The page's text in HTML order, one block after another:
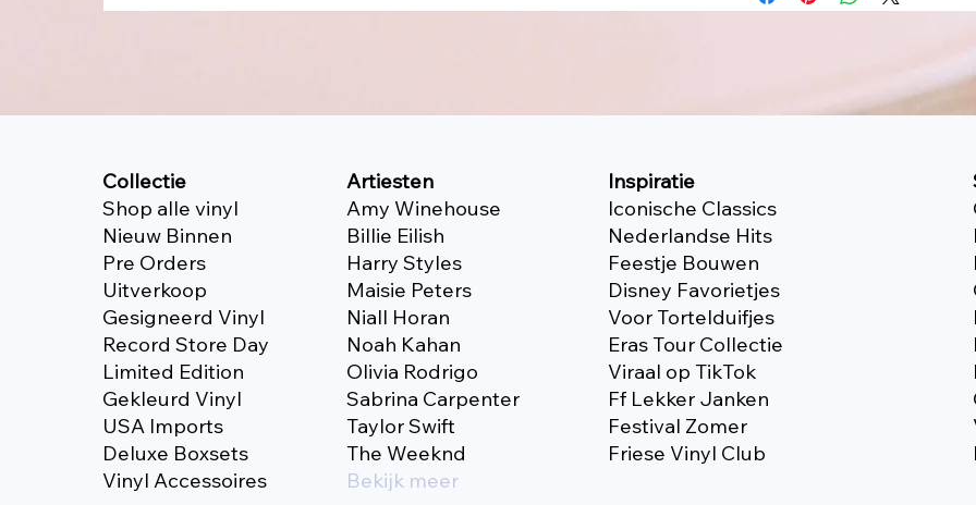
Collectie
Shop alle vinyl
Nieuw Binnen
Pre Orders
Uitverkoop
Gesigneerd Vinyl
Record Store Day
Limited Edition
Gekleurd Vinyl
USA Imports
Deluxe Boxsets
Vinyl Accessoires
Artiesten
Amy Winehouse
Billie Eilish
Harry Styles
Maisie Peters
Niall Horan
Noah Kahan
Olivia Rodrigo
Sabrina Carpenter
Taylor Swift
The Weeknd
Bekijk meer
Inspiratie
Iconische Classics
Nederlandse Hits
Feestje Bouwen
Disney Favorietjes
Voor Tortelduifjes
Eras Tour Collectie
Viraal op TikTok
Ff Lekker Janken
Festival Zomer
Friese Vinyl Club